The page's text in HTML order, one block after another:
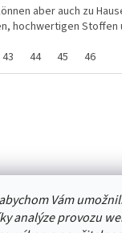
Vám
analýze provozu
aber auch zu
hochwertigen Stoffen
43 44 45 46